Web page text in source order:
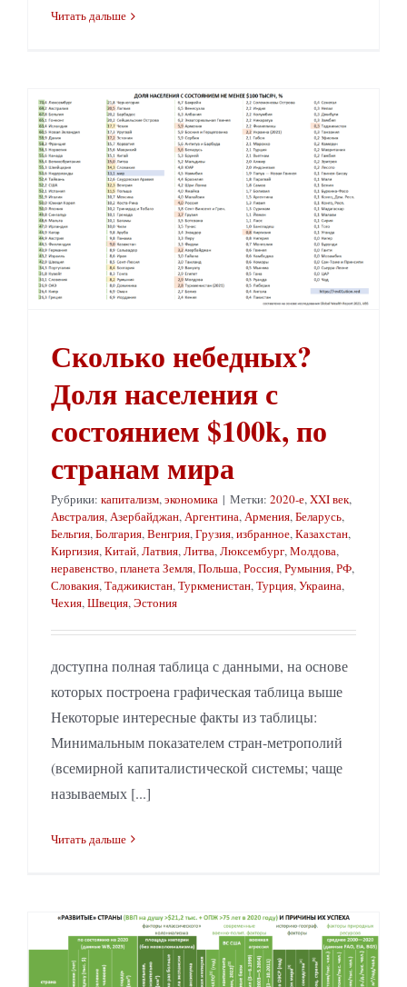
Читать дальше
Сколько небедных?
Доля населения с
состоянием $100k, по
странам мира
Рубрики: капитализм,экономика | Метки: 2020-е,XXI век,
Австралия,Азербайджан,Аргентина,Армения,Беларусь,
Бельгия,Болгария,Венгрия,Грузия,избранное,Казахстан,
Киргизия,Китай,Латвия,Литва,Люксембург,Молдова,
неравенство,планета Земля,Польша,Россия,Румыния,РФ,
Словакия,Таджикистан,Туркменистан,Турция,Украина,
Чехия,Швеция,Эстония
доступна полная таблица с данными, на основе
которых построена графическая таблица выше
Некоторые интересные факты из таблицы:
Минимальным показателем стран-метрополий
(всемирной капиталистической системы; чаще
называемых [...]
Читать дальше